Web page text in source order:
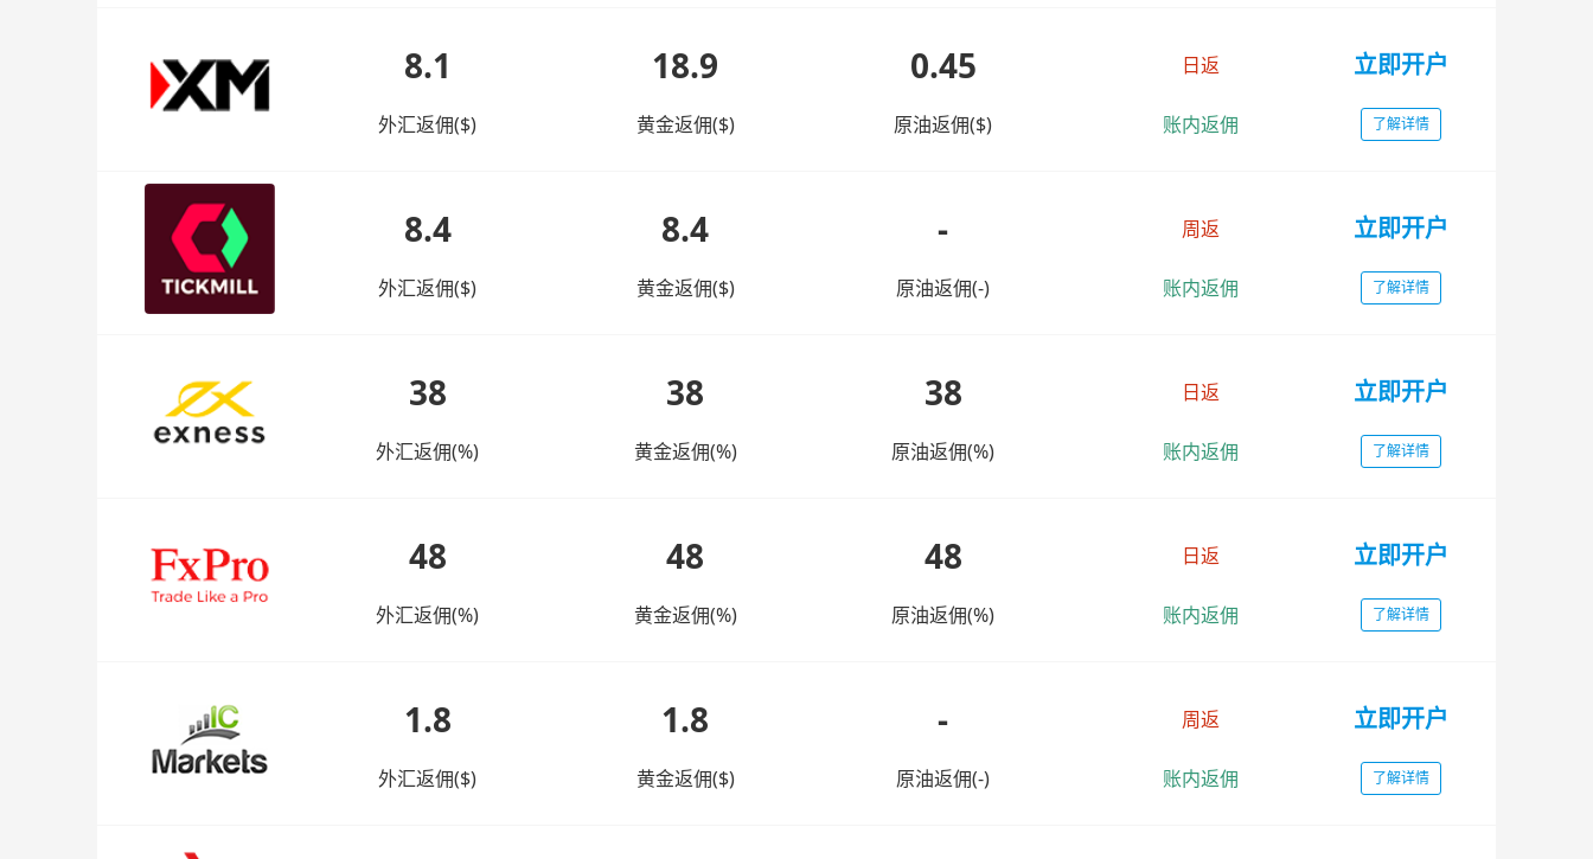
8.1
外汇返佣($)
18.9
黄金返佣($)
0.45
原油返佣($)
日返
账内返佣
立即开户
了解详情
8.4
外汇返佣($)
8.4
黄金返佣($)
-
原油返佣(-)
周返
账内返佣
立即开户
了解详情
38
外汇返佣(%)
38
黄金返佣(%)
38
原油返佣(%)
日返
账内返佣
立即开户
了解详情
48
外汇返佣(%)
48
黄金返佣(%)
48
原油返佣(%)
日返
账内返佣
立即开户
了解详情
1.8
外汇返佣($)
1.8
黄金返佣($)
-
原油返佣(-)
周返
账内返佣
立即开户
了解详情